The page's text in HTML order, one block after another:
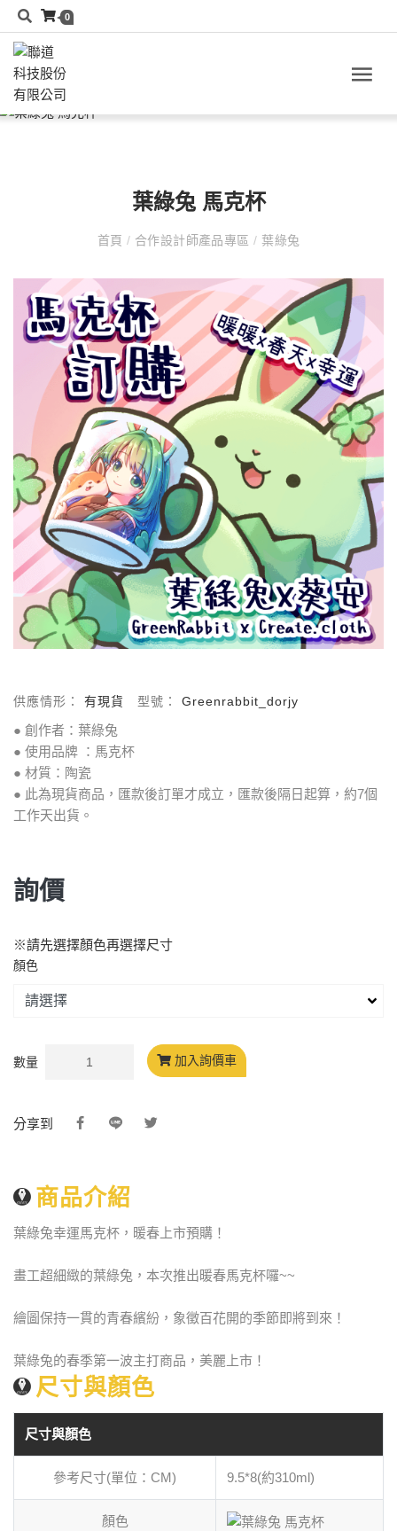
0
葉綠兔 馬克杯
首頁 / 合作設計師產品專區/ 葉綠兔
供應情形： 有現貨 型號： Greenrabbit_dorjy
● 創作者：葉綠兔
● 使用品牌 ：馬克杯
● 材質：陶瓷
● 此為現貨商品，匯款後訂單才成立，匯款後隔日起算，約7個
工作天出貨。
詢價
※請先選擇顏色再選擇尺寸
顏色
數量 加入詢價車
分享到
商品介紹
葉綠兔幸運馬克杯，暖春上市預購！
畫工超細緻的葉綠兔，本次推出暖春馬克杯囉~~
繪圖保持一貫的青春繽紛，象徵百花開的季節即將到來！
葉綠兔的春季第一波主打商品，美麗上市！
尺寸與顏色
尺寸與顏色
參考尺寸(單位：CM) 9.5*8(約310ml)
顏色